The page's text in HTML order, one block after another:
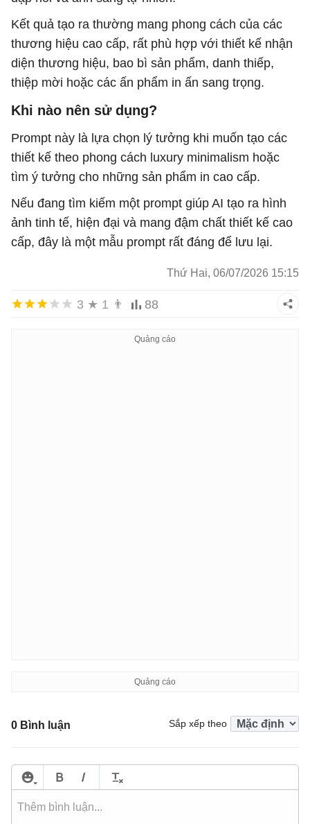
Kết quả tạo ra thường mang phong cách của các
thương hiệu cao cấp, rất phù hợp với thiết kế nhận
diện thương hiệu, bao bì sản phẩm, danh thiếp,
thiệp mời hoặc các ấn phẩm in ấn sang trọng.
Khi nào nên sử dụng?
Prompt này là lựa chọn lý tưởng khi muốn tạo các
thiết kế theo phong cách luxury minimalism hoặc
tìm ý tưởng cho những sản phẩm in cao cấp.
Nếu đang tìm kiếm một prompt giúp AI tạo ra hình
ảnh tinh tế, hiện đại và mang đậm chất thiết kế cao
cấp, đây là một mẫu prompt rất đáng để lưu lại.
Thứ Hai, 06/07/2026 15:15
3 ★ 1 👨 88
0 Bình luận Sắp xếp theo